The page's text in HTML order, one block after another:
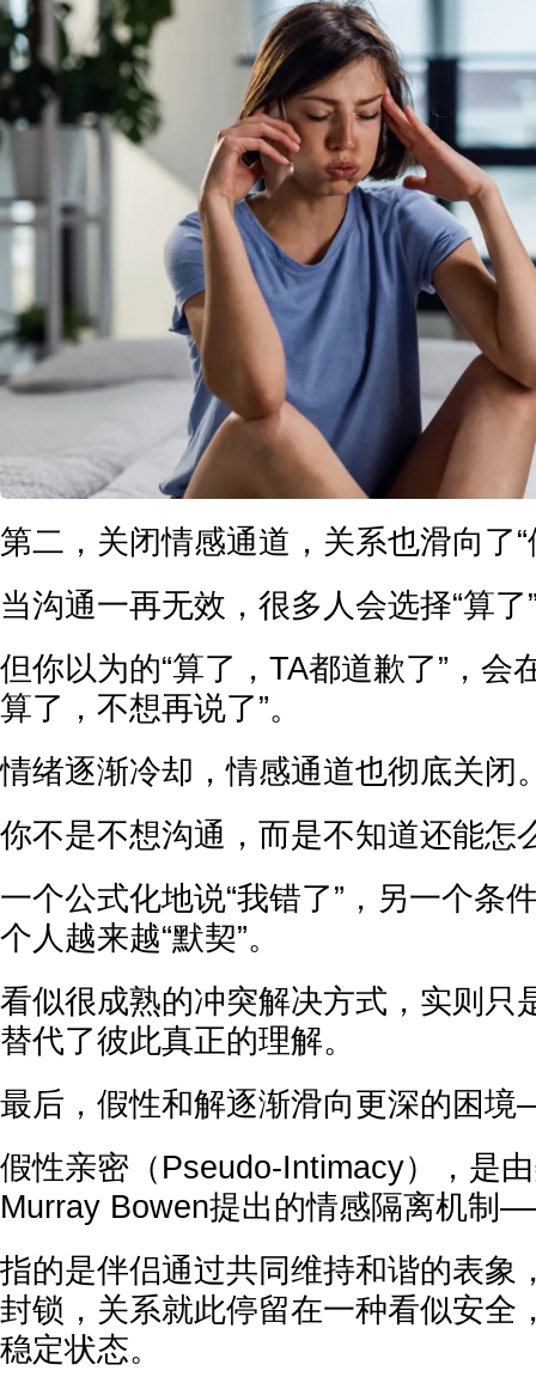
第二，关闭情感通道，关系也滑向了“
当沟通一再无效，很多人会选择“算了
但你以为的“算了，TA都道歉了”，会
算了，不想再说了”。
情绪逐渐冷却，情感通道也彻底关闭
你不是不想沟通，而是不知道还能怎
一个公式化地说“我错了”，另一个条
个人越来越“默契”。
看似很成熟的冲突解决方式，实则只
替代了彼此真正的理解。
最后，假性和解逐渐滑向更深的困
假性亲密（Pseudo-Intimacy），是
Murray Bowen提出的情感隔离机制
指的是伴侣通过共同维持和谐的表象
封锁，关系就此停留在一种看似安全
稳定状态。